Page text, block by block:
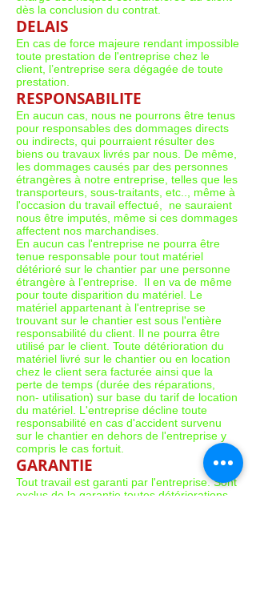
dès la conclusion du contrat.
DELAIS
En cas de force majeure rendant impossible
toute prestation de l'entreprise chez le
client, l’entreprise sera dégagée de toute
prestation.
RESPONSABILITE
En aucun cas, nous ne pourrons être tenus
pour responsables des dommages directs
ou indirects, qui pourraient résulter des
biens ou travaux livrés par nous. De même,
les dommages causés par des personnes
étrangères à notre entreprise, telles que les
transporteurs, sous-traitants, etc.., même à
l'occasion du travail effectué, ne sauraient
nous être imputés, même si ces dommages
affectent nos marchandises.
En aucun cas l'entreprise ne pourra être
tenue responsable pour tout matériel
détérioré sur le chantier par une personne
étrangère à l'entreprise. Il en va de même
pour toute disparition du matériel. Le
matériel appartenant à l'entreprise se
trouvant sur le chantier est sous l'entière
responsabilité du client. Il ne pourra être
utilisé par le client. Toute détérioration du
matériel livré sur le chantier ou en location
chez le client sera facturée ainsi que la
perte de temps (durée des réparations,
non- utilisation) sur base du tarif de location
du matériel. L'entreprise décline toute
responsabilité en cas d'accident survenu
sur le chantier en dehors de l'entreprise y
compris le cas fortuit.
GARANTIE
Tout travail est garanti par l'entreprise. Sont
exclus de la garantie toutes détériorations